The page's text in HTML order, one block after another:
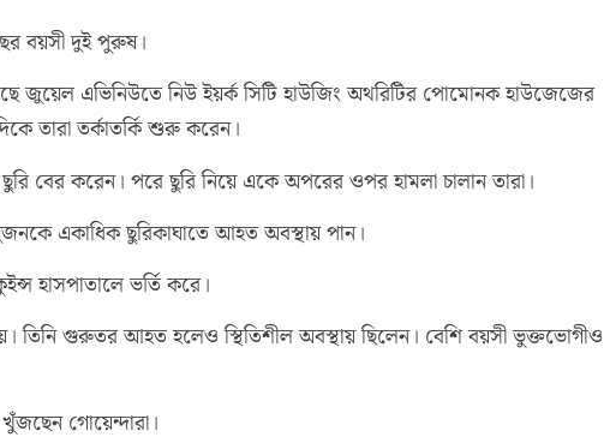
বয়সী দুই পুরুষ।
জুয়েল এভিনিউতে নিউ ইয়র্ক সিটি হাউজিং অথরিটির পোমোনক হাউজেজের
তারা তর্কাতর্কি শুরু করেন।
বের করেন। পরে ছুরি নিয়ে একে অপরের ওপর হামলা চালান তারা।
একাধিক ছুরিকাঘাতে আহত অবস্থায় পান।
হাসপাতালে ভর্তি করে।
তিনি গুরুতর আহত হলেও স্থিতিশীল অবস্থায় ছিলেন। বেশি বয়সী ভুক্তভোগীও
খুঁজছেন গোয়েন্দারা।